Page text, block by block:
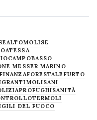
ALTOMOLISE
ATESSA
CAMPOBASSO
MESSER MARINO
FORESTALE FURTO
MOLISANI
PROFUGHISANITÀ
TERMOLI
DEL FUOCO